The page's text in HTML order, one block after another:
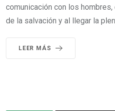
comunicación con los
de la salvación y al llegar la
LEER MÁS